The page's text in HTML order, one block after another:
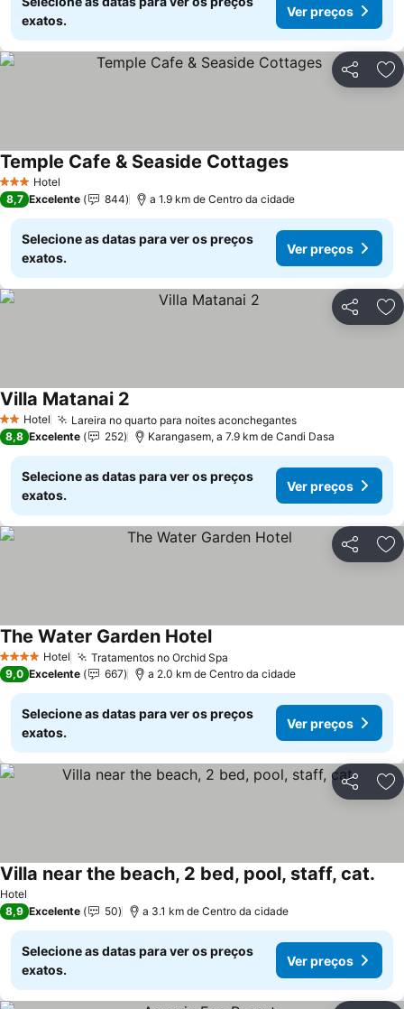
exatos.
Ver preços
Partilhar
3 EstrelasHotel
Temple Cafe & Seaside Cottages
8,7 Excelente 844 a 1.9 km de Centro da cidade
Selecione as datas para ver os preços
exatos.
Ver preços
Partilhar
2 Estrelas
Hotel Lareira no quarto para noites aconchegantes
Villa Matanai 2
8,8 Excelente 252 Karangasem, a 7.9 km de Candi Dasa
Selecione as datas para ver os preços
exatos.
Ver preços
Partilhar
4 EstrelasHotel Tratamentos no Orchid Spa
The Water Garden Hotel
9,0 Excelente 667 a 2.0 km de Centro da cidade
Selecione as datas para ver os preços
exatos.
Ver preços
Partilhar
Hotel
Villa near the beach, 2 bed, pool, staff, cat.
8,9 Excelente 50 a 3.1 km de Centro da cidade
Selecione as datas para ver os preços
exatos.
Ver preços